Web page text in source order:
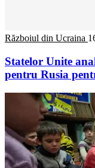
Războiul din Ucraina
Statelor Unite
pentru Rusia